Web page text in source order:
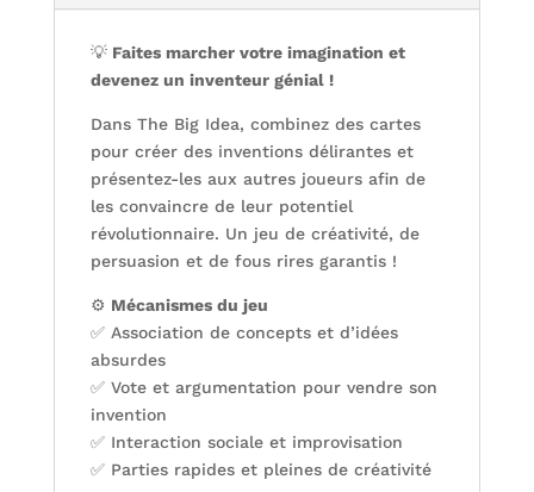
💡Faites marcher votre imagination et
devenez un inventeur génial !
Dans The Big Idea, combinez des cartes
pour créer des inventions délirantes et
présentez-les aux autres joueurs afin de
les convaincre de leur potentiel
révolutionnaire. Un jeu de créativité, de
persuasion et de fous rires garantis !
⚙️ Mécanismes du jeu
✅ Association de concepts et d’idées
absurdes
✅ Vote et argumentation pour vendre son
invention
✅ Interaction sociale et improvisation
✅ Parties rapides et pleines de créativité